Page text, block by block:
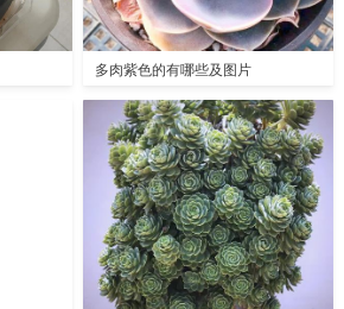
多肉紫色的有哪些及图片